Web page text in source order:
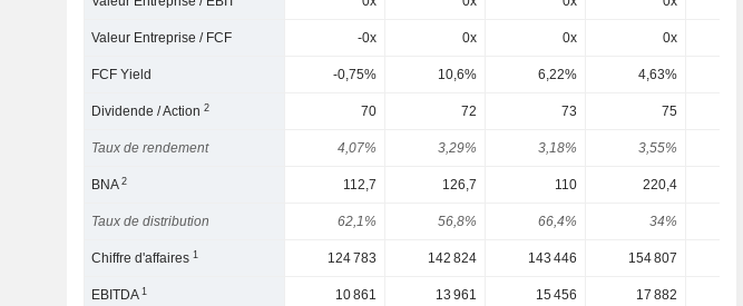
Valeur Entreprise / FCF -0x 0x 0x 0x
FCF Yield -0,75% 10,6% 6,22% 4,63%
Dividende / Action2 70 72 73 75
Taux de rendement 4,07% 3,29% 3,18% 3,55%
BNA2 112,7 126,7 110 220,4
Taux de distribution 62,1% 56,8% 66,4% 34%
Chiffre d'affaires1 124 783 142 824 143 446 154 807
EBITDA1 10 861 13 961 15 456 17 882